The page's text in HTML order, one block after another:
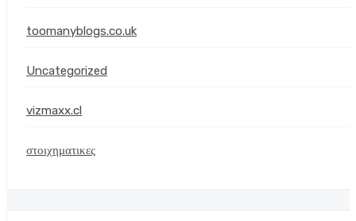
toomanyblogs.co.uk
Uncategorized
vizmaxx.cl
στοιχηματικες